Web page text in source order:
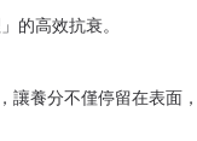
的高效抗衰。
讓養分不僅停留在表面